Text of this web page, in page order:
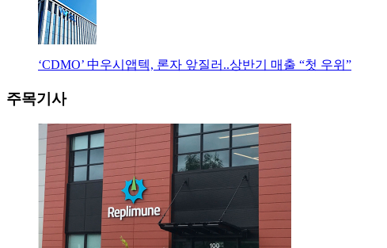
‘CDMO’ 中우시앱텍, 론자 앞질러..상반기 매출 “첫 우위”
주목기사